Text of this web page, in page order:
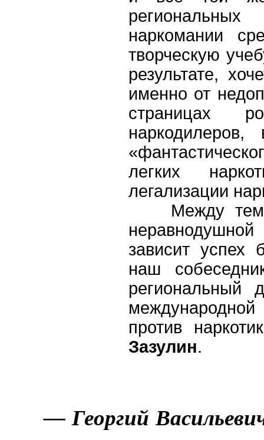
наркомании
творческую
результате,
именно от
страницах
легких
легализации
Между тем
зависит успех
наш
региональный
международной
против
Зазулин.
— Георгий